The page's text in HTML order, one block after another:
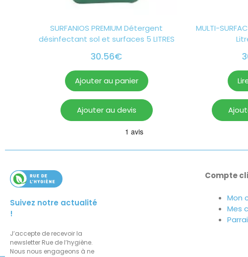
SURFANIOS PREMIUM Détergent
désinfectant sol et surfaces 5 LITRES
30.56€
Ajouter au panier
Ajouter au devis
MULTI-
Suivez notre actualité
!
J’accepte de recevoir la
newsletter Rue de l’hygiène.
Nous nous engageons à ne
Compte
Mon
Mes